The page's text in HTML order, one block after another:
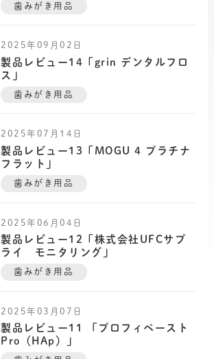
歯みがき用品
2025年09月02日
製品レビュー14「grin デンタルフロ
ス」
歯みがき用品
2025年07月14日
製品レビュー13「MOGU 4 プラチナ
フラット」
歯みがき用品
2025年06月04日
製品レビュー12「株式会社UFCサプ
ライ モニタリング」
歯みがき用品
2025年03月07日
製品レビュー11 「プロフィペースト
Pro（HAp）」